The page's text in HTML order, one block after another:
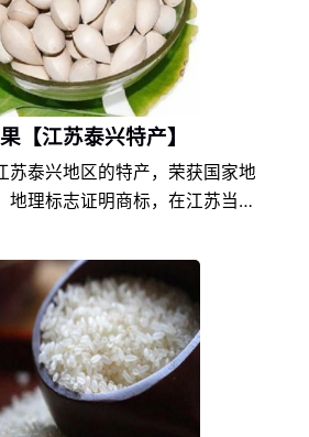
【江苏泰兴特产】
苏泰兴地区的特产，荣获国家地
地理标志证明商标，在江苏当地
饮食文化的不同，以及地方风土
泰兴白果在江苏特产中独具一
受泰兴白果爱好者们的喜爱。